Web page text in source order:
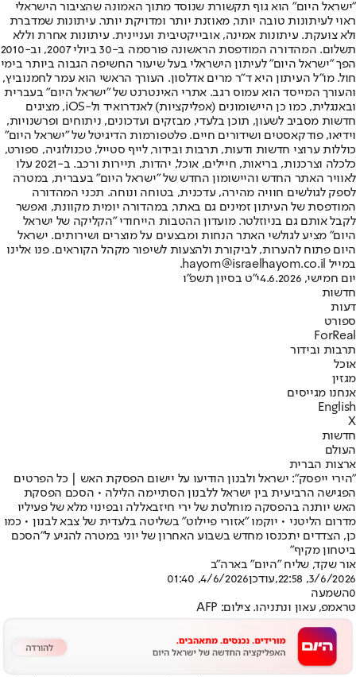
"ישראל היום" הוא גוף תקשורת שנוסד מתוך האמונה שהציבור הישראלי
ראוי לעיתונות טובה יותר, מאוזנת יותר ומדויקת יותר. עיתונות שמדברת
ולא צועקת. עיתונות אמינה, אובייקטיבית ועניינית. עיתונות אחרת וללא
תשלום. המהדורה המודפסת הראשונה פורסמה ב-30 ביולי 2007, וב-2010
הפך "ישראל היום" לעיתון הישראלי בעל שיעור החשיפה הגבוה ביותר בימי
חול. מו"ל העיתון היא ד"ר מרים אדלסון. העורך הראשי הוא עמר לחמנוביץ,
והעורך המייסד הוא עמוס רגב. אתרי האינטרנט של "ישראל היום" בעברית
ובאנגלית, כמו כן היישומונים (אפליקציות) לאנדרואיד ול-iOS, מציגים
חדשות מסביב לשעון, תוכן בלעדי, מבזקים ועדכונים, ניתוחים ופרשנויות,
וידיאו, פודקאסטים ושידורים חיים. פלטפורמות הדיגיטל של "ישראל היום"
כוללות ערוצי חדשות ודעות, תרבות ובידור, לייף סטייל, טכנולוגיה, ספורט,
כלכלה וצרכנות, בריאות, חיילים, אוכל, יהדות, תיירות ורכב. ב-2021 עלו
לאוויר האתר החדש והיישומון החדש של "ישראל היום" בעברית, במטרה
לספק לגולשים חוויה מהירה, עדכנית, בטוחה ונוחה. תכני המהדורה
המודפסת של העיתון זמינים גם באתר, במהדורה יומית מקוונת, ואפשר
לקבל אותם גם בניוזלטר. מועדון ההטבות הייחודי "הקליקה של ישראל
היום" מציע לגולשי האתר הנחות ומבצעים על מוצרים ושירותים. ישראל
היום פתוח להערות, לביקורת ולהצעות לשיפור מקהל הקוראים. פנו אלינו
במייל hayom@israelhayom.co.il.
יום חמישי, 4.6.2026
י"ט בסיון תשפ"ו
חדשות
דעות
ספורט
ForReal
תרבות ובידור
אוכל
מגזין
אנחנו מגייסים
English
X
חדשות
העולם
ארצות הברית
"הירי ייפסק": ישראל ולבנון הודיעו על יישום הפסקת האש | כל הפרטים
הפגישה הרביעית בין ישראל ללבנון הסתיימה הלילה • הסכם הפסקת
האש יותנה בהפסקה מוחלטת של ירי חיזבאללה ובפינוי מלא של פעיליו
מדרום הליטני • יוקמו "אזורי פיילוט" בשליטה בלעדית של צבא לבנון • כמו
כן, הצדדים יתכנסו מחדש בשבוע האחרון של יוני במטרה להגיע ל"הסכם
ביטחון מקיף"
אור שקד, שליח "היום" בארה"ב
3/6/2026, 22:58
,עודכן4/6/2026, 01:40
0השמעה
טראמפ, עאון ונתניהו. צילום: AFP